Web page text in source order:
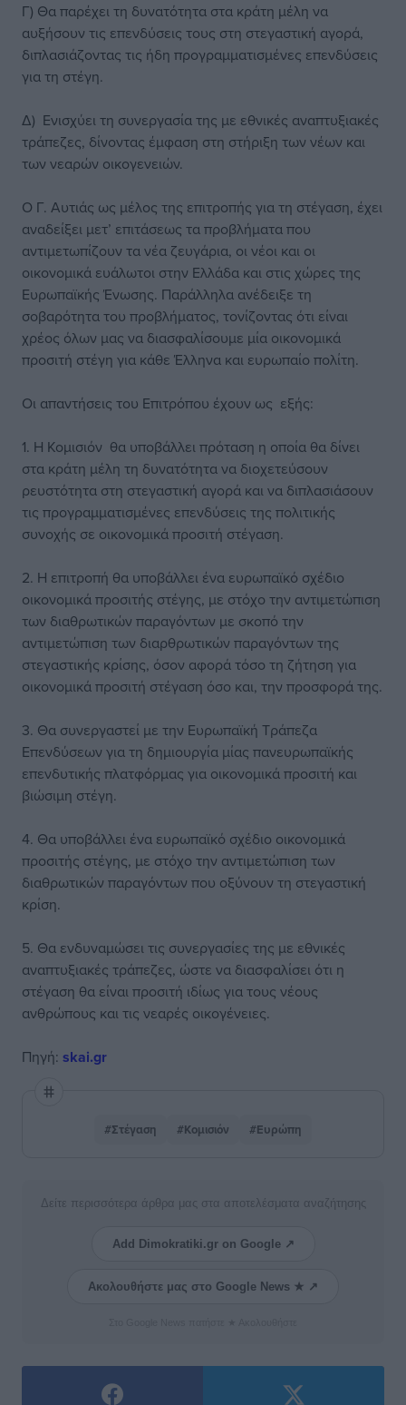
Γ) Θα παρέχει τη δυνατότητα στα κράτη μέλη να
αυξήσουν τις επενδύσεις τους στη στεγαστική αγορά,
διπλασιάζοντας τις ήδη προγραμματισμένες επενδύσεις
για τη στέγη.
Δ) Ενισχύει τη συνεργασία της με εθνικές αναπτυξιακές
τράπεζες, δίνοντας έμφαση στη στήριξη των νέων και
των νεαρών οικογενειών.
Ο Γ. Αυτιάς ως μέλος της επιτροπής για τη στέγαση, έχει
αναδείξει μετ’ επιτάσεως τα προβλήματα που
αντιμετωπίζουν τα νέα ζευγάρια, οι νέοι και οι
οικονομικά ευάλωτοι στην Ελλάδα και στις χώρες της
Ευρωπαϊκής Ένωσης. Παράλληλα ανέδειξε τη
σοβαρότητα του προβλήματος, τονίζοντας ότι είναι
χρέος όλων μας να διασφαλίσουμε μία οικονομικά
προσιτή στέγη για κάθε Έλληνα και ευρωπαίο πολίτη.
Οι απαντήσεις του Επιτρόπου έχουν ως εξής:
1. Η Κομισιόν θα υποβάλλει πρόταση η οποία θα δίνει
στα κράτη μέλη τη δυνατότητα να διοχετεύσουν
ρευστότητα στη στεγαστική αγορά και να διπλασιάσουν
τις προγραμματισμένες επενδύσεις της πολιτικής
συνοχής σε οικονομικά προσιτή στέγαση.
2. Η επιτροπή θα υποβάλλει ένα ευρωπαϊκό σχέδιο
οικονομικά προσιτής στέγης, με στόχο την αντιμετώπιση
των διαθρωτικών παραγόντων με σκοπό την
αντιμετώπιση των διαρθρωτικών παραγόντων της
στεγαστικής κρίσης, όσον αφορά τόσο τη ζήτηση για
οικονομικά προσιτή στέγαση όσο και, την προσφορά της.
3. Θα συνεργαστεί με την Ευρωπαϊκή Τράπεζα
Επενδύσεων για τη δημιουργία μίας πανευρωπαϊκής
επενδυτικής πλατφόρμας για οικονομικά προσιτή και
βιώσιμη στέγη.
4. Θα υποβάλλει ένα ευρωπαϊκό σχέδιο οικονομικά
προσιτής στέγης, με στόχο την αντιμετώπιση των
διαθρωτικών παραγόντων που οξύνουν τη στεγαστική
κρίση.
5. Θα ενδυναμώσει τις συνεργασίες της με εθνικές
αναπτυξιακές τράπεζες, ώστε να διασφαλίσει ότι η
στέγαση θα είναι προσιτή ιδίως για τους νέους
ανθρώπους και τις νεαρές οικογένειες.
Πηγή: skai.gr
#Στέγαση #Κομισιόν #Ευρώπη
Δείτε περισσότερα άρθρα μας στα αποτελέσματα αναζήτησης
Add Dimokratiki.gr on Google ↗
Ακολουθήστε μας στο Google News ★ ↗